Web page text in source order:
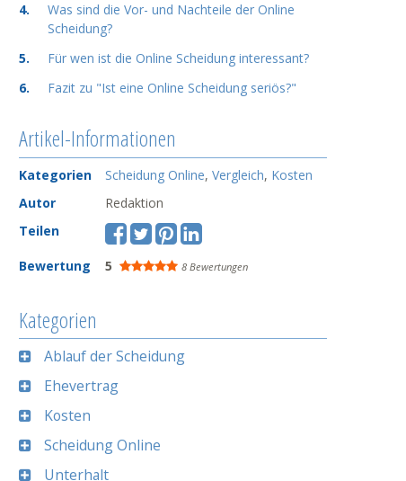
Was sind die Vor- und Nachteile der Online
Scheidung?
Für wen ist die Online Scheidung interessant?
Fazit zu "Ist eine Online Scheidung seriös?"
Artikel-Informationen
Kategorien Scheidung Online, Vergleich, Kosten
Autor
Redaktion
Teilen
Bewertung 5 8 Bewertungen
Kategorien
Ablauf der Scheidung
Ehevertrag
Kosten
Scheidung Online
Unterhalt